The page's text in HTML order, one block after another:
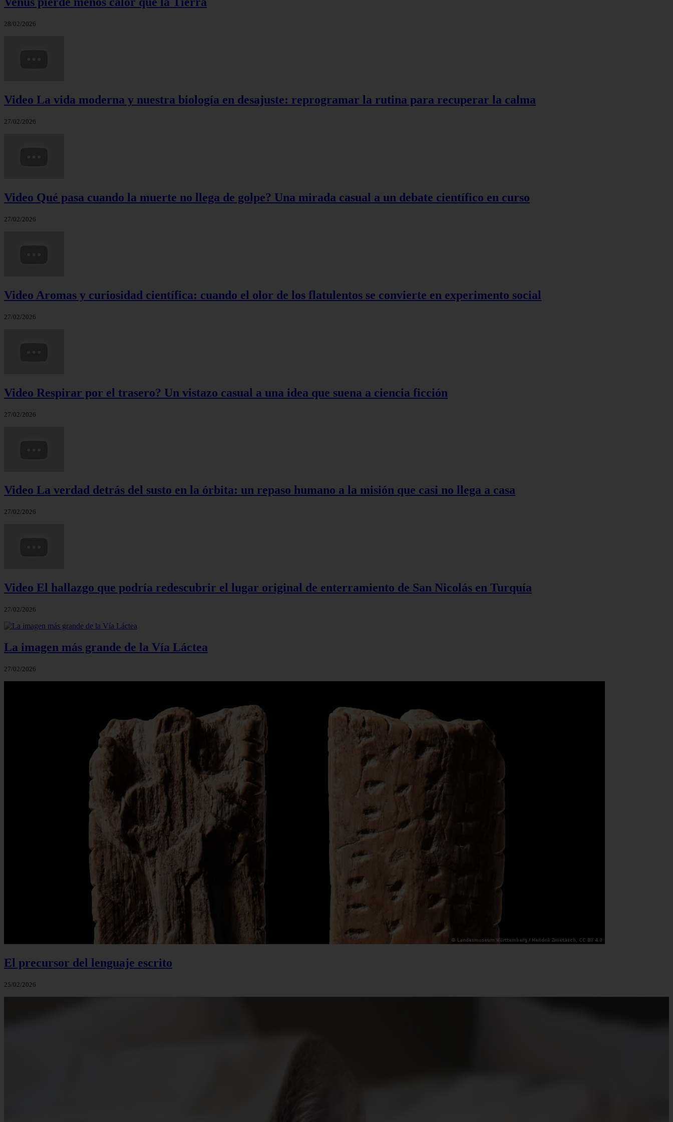
28/02/2026
Video La vida moderna y nuestra biología en desajuste: reprogramar la rutina para recuperar la calma
27/02/2026
Video Qué pasa cuando la muerte no llega de golpe? Una mirada casual a un debate científico en curso
27/02/2026
Video Aromas y curiosidad científica: cuando el olor de los flatulentos se convierte en experimento social
27/02/2026
Video Respirar por el trasero? Un vistazo casual a una idea que suena a ciencia ficción
27/02/2026
Video La verdad detrás del susto en la órbita: un repaso humano a la misión que casi no llega a casa
27/02/2026
Video El hallazgo que podría redescubrir el lugar original de enterramiento de San Nicolás en Turquía
27/02/2026
La imagen más grande de la Vía Láctea
27/02/2026
El precursor del lenguaje escrito
25/02/2026